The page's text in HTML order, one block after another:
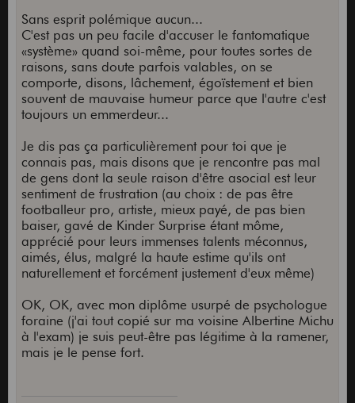
Sans esprit polémique aucun...
C'est pas un peu facile d'accuser le fantomatique
«système» quand soi-même, pour toutes sortes de
raisons, sans doute parfois valables, on se
comporte, disons, lâchement, égoïstement et bien
souvent de mauvaise humeur parce que l'autre c'est
toujours un emmerdeur...
Je dis pas ça particulièrement pour toi que je
connais pas, mais disons que je rencontre pas mal
de gens dont la seule raison d'être asocial est leur
sentiment de frustration (au choix : de pas être
footballeur pro, artiste, mieux payé, de pas bien
baiser, gavé de Kinder Surprise étant môme,
apprécié pour leurs immenses talents méconnus,
aimés, élus, malgré la haute estime qu'ils ont
naturellement et forcément justement d'eux même)
OK, OK, avec mon diplôme usurpé de psychologue
foraine (j'ai tout copié sur ma voisine Albertine Michu
à l'exam) je suis peut-être pas légitime à la ramener,
mais je le pense fort.